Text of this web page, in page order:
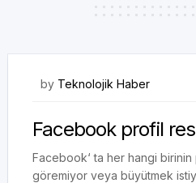
by Teknolojik Haber
Facebook profil
Facebook‘ ta her hangi birinin
göremiyor veya büyütmek